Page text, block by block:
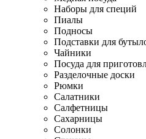
Наборы для специй
Пиалы
Подносы
Подставки для
Чайники
Посуда для
Разделочные доски
Рюмки
Салатники
Салфетницы
Сахарницы
Солонки